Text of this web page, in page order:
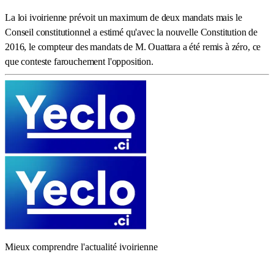
La loi ivoirienne prévoit un maximum de deux mandats mais le
Conseil constitutionnel a estimé qu'avec la nouvelle Constitution de
2016, le compteur des mandats de M. Ouattara a été remis à zéro, ce
que conteste farouchement l'opposition.
Mieux comprendre l'actualité ivoirienne